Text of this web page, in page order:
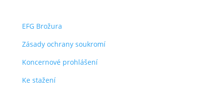
EFG Brožura
Zásady ochrany soukromí
Koncernové prohlášení
Ke stažení